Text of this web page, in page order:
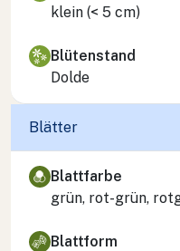
klein (< 5 cm)
Blütenstand
Dolde
Blätter
Blattfarbe
grün, rot-grün,
Blattform